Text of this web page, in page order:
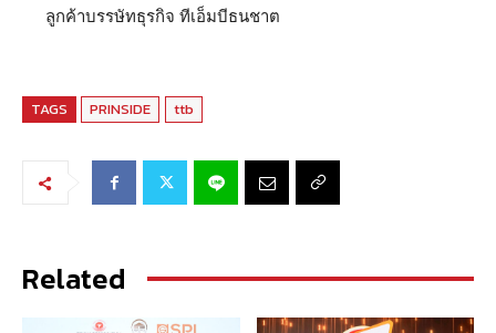
ลูกค้าบรรษัทธุรกิจ ทีเอ็มบีธนชาต
TAGS PRINSIDE ttb
Related